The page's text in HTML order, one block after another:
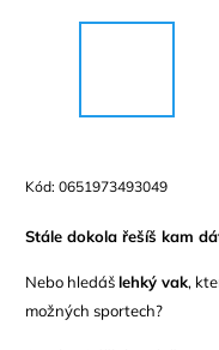
Kód: 0651973493049
Stále dokola řešíš kam
Nebo hledášlehký vak,
možných sportech?